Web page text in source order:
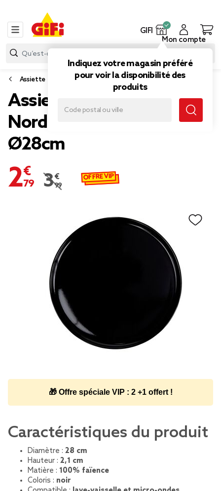
GIFI
Indiquez votre magasin préféré
pour voir la disponibilité des
produits
Mon compte
Assiette
Assiette ronde plate
Nordic porcelaine noir
Ø28cm
2,79 €
Prix remisé de 3,99 € à 2,79 €
3,99 € OFFRE VIP
🎁 Offre spéciale VIP : 2 +1 offert !
Caractéristiques du produit
Diamètre : 28 cm
Hauteur : 2,1 cm
Matière : 100% faïence
Coloris : noir